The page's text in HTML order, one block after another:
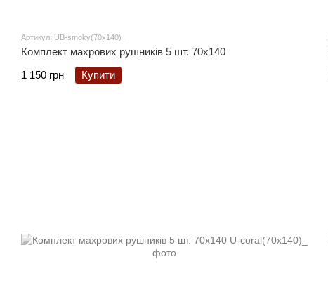
Артикул: UB-smoky(70x140)_
Комплект махрових рушників 5 шт. 70x140
1 150 грн
Купити